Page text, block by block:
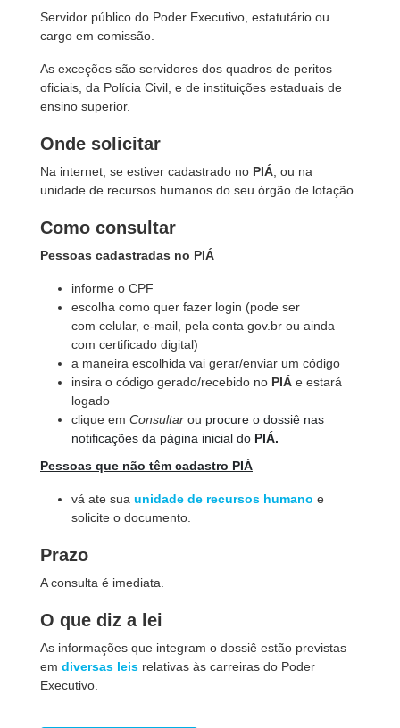
Servidor público do Poder Executivo, estatutário ou
cargo em comissão.
As exceções são servidores dos quadros de peritos
oficiais, da Polícia Civil, e de instituições estaduais de
ensino superior.
Onde solicitar
Na internet, se estiver cadastrado no PIÁ , ou na
unidade de recursos humanos do seu órgão de lotação.
Como consultar
Pessoas cadastradas no PIÁ
informe o CPF
escolha como quer fazer login (pode ser
com celular, e-mail, pela conta gov.br ou ainda
com certificado digital)
a maneira escolhida vai gerar/enviar um código
insira o código gerado/recebido no PIÁ e estará
logado
clique em Consultar ou procure o dossiê nas
notificações da página inicial do PIÁ.
Pessoas que não têm cadastro PIÁ
vá ate sua unidade de recursos humano e
solicite o documento
Prazo
A consulta é imediata.
O que diz a lei
As informações que integram o dossiê estão previstas
em diversas leis relativas às carreiras do Poder
Executivo.